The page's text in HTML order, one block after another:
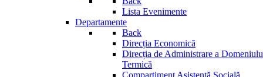
Lista Evenimente
Departamente
Back
Direcția Economică
Direcția de Administrare a
Termică